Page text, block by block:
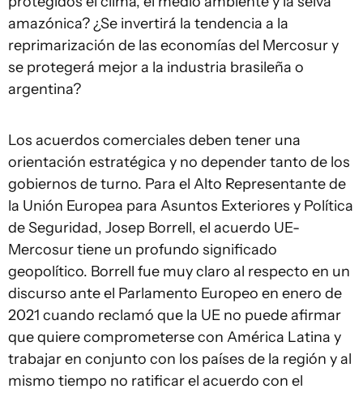
amazónica? ¿Se invertirá la tendencia a la
reprimarización de las economías del Mercosur y
se protegerá mejor a la industria brasileña o
argentina?
Los acuerdos comerciales deben tener una
orientación estratégica y no depender tanto de los
gobiernos de turno. Para el Alto Representante de
la Unión Europea para Asuntos Exteriores y Política
de Seguridad, Josep Borrell, el acuerdo UE-
Mercosur tiene un profundo significado
geopolítico. Borrell fue muy claro al respecto en un
discurso ante el Parlamento Europeo en enero de
2021 cuando reclamó que la UE no puede afirmar
que quiere comprometerse con América Latina y
trabajar en conjunto con los países de la región y al
mismo tiempo no ratificar el acuerdo con el